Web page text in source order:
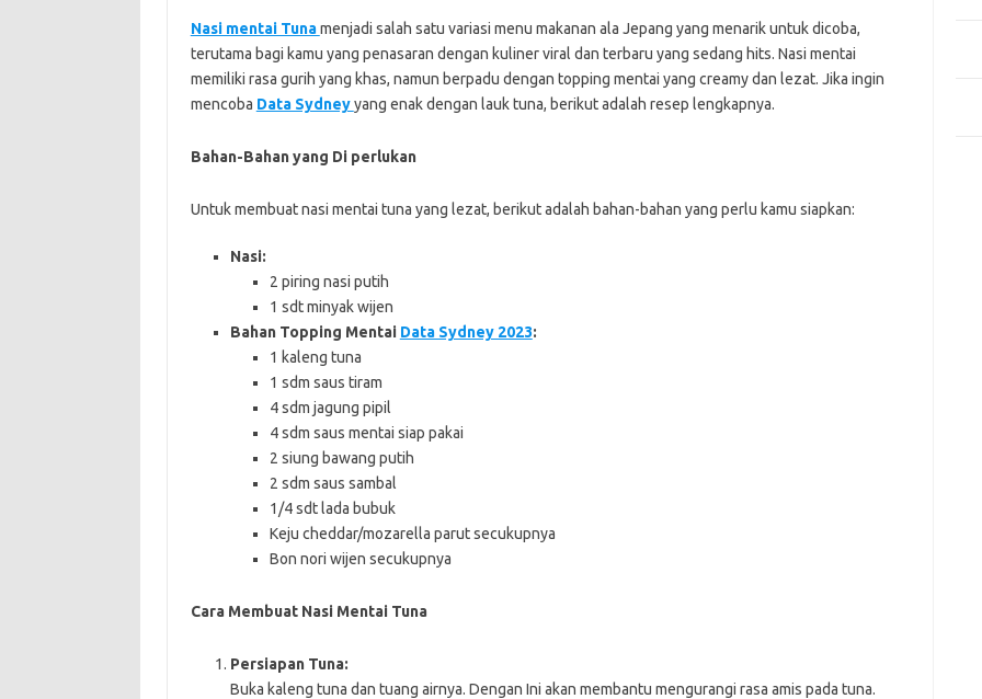
Nasi mentai Tunamenjadi salah satu variasi menu makanan ala Jepang yang menarik untuk dicoba,
terutama bagi kamu yang penasaran dengan kuliner viral dan terbaru yang sedang hits. Nasi mentai
memiliki rasa gurih yang khas, namun berpadu dengan topping mentai yang creamy dan lezat. Jika ingin
mencoba Data Sydneyyang enak dengan lauk tuna, berikut adalah resep lengkapnya.
Bahan-Bahan yang Di perlukan
Untuk membuat nasi mentai tuna yang lezat, berikut adalah bahan-bahan yang perlu kamu siapkan:
Nasi:
2 piring nasi putih
1 sdt minyak wijen
Bahan Topping Mentai Data Sydney 2023:
1 kaleng tuna
1 sdm saus tiram
4 sdm jagung pipil
4 sdm saus mentai siap pakai
2 siung bawang putih
2 sdm saus sambal
1/4 sdt lada bubuk
Keju cheddar/mozarella parut secukupnya
Bon nori wijen secukupnya
Cara Membuat Nasi Mentai Tuna
Persiapan Tuna:
Buka kaleng tuna dan tuang airnya. Dengan Ini akan membantu mengurangi rasa amis pada tuna.